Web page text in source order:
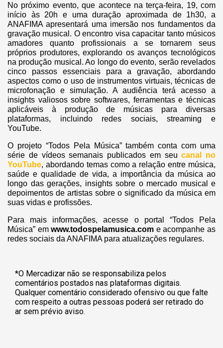
No próximo evento, que acontece na terça-feira, 19, com
início às 20h e uma duração aproximada de 1h30, a
ANAFIMA apresentará uma imersão nos fundamentos da
gravação musical. O encontro visa capacitar tanto músicos
amadores quanto profissionais a se tornarem seus
próprios produtores, explorando os avanços tecnológicos
na produção musical. Ao longo do evento, serão revelados
cinco passos essenciais para a gravação, abordando
aspectos como o uso de instrumentos virtuais, técnicas de
microfonação e simulação. A audiência terá acesso a
insights valiosos sobre softwares, ferramentas e técnicas
aplicáveis à produção de músicas para diversas
plataformas, incluindo redes sociais, streaming e
YouTube.
O projeto “Todos Pela Música” também conta com uma
série de vídeos semanais publicados em seucanal no
YouTube, abordando temas como a relação entre música,
saúde e qualidade de vida, a importância da música ao
longo das gerações, insights sobre o mercado musical e
depoimentos de artistas sobre o significado da música em
suas vidas e profissões.
Para mais informações, acesse o portal “Todos Pela
Música” emwww.todospelamusica.com e acompanhe as
redes sociais da ANAFIMA para atualizações regulares.
*O Mercadizar não se responsabiliza pelos
comentários postados nas plataformas digitais.
Qualquer comentário considerado ofensivo ou que falte
com respeito a outras pessoas poderá ser retirado do
ar sem prévio aviso.